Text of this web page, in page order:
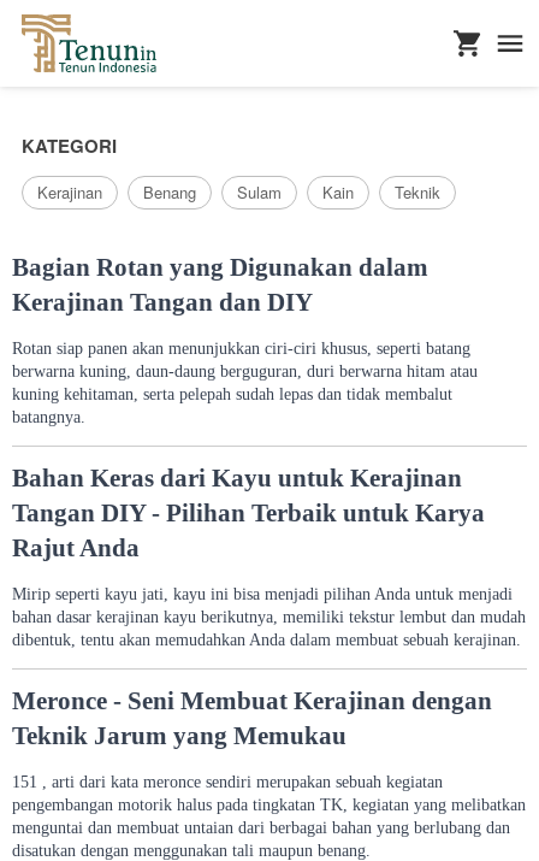
KATEGORI
Kerajinan Benang Sulam Kain Teknik
Bagian Rotan yang Digunakan dalam
Kerajinan Tangan dan DIY
Rotan siap panen akan menunjukkan ciri-ciri khusus, seperti batang
berwarna kuning, daun-daung berguguran, duri berwarna hitam atau
kuning kehitaman, serta pelepah sudah lepas dan tidak membalut
batangnya.
Bahan Keras dari Kayu untuk Kerajinan
Tangan DIY - Pilihan Terbaik untuk Karya
Rajut Anda
Mirip seperti kayu jati, kayu ini bisa menjadi pilihan Anda untuk menjadi
bahan dasar kerajinan kayu berikutnya, memiliki tekstur lembut dan mudah
dibentuk, tentu akan memudahkan Anda dalam membuat sebuah kerajinan.
Meronce - Seni Membuat Kerajinan dengan
Teknik Jarum yang Memukau
151 , arti dari kata meronce sendiri merupakan sebuah kegiatan
pengembangan motorik halus pada tingkatan TK, kegiatan yang melibatkan
menguntai dan membuat untaian dari berbagai bahan yang berlubang dan
disatukan dengan menggunakan tali maupun benang.